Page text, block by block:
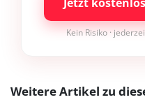
Kein Risiko ·
Weitere Artikel zu